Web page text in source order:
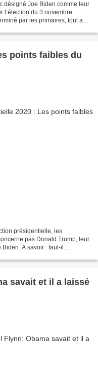
désigné Joe Biden comme leur
l’élection du 3 novembre
par les primaires, tout au
points faibles du
présidentielle, les
pas Donald Trump, leur
A savoir : faut-il
savait et il a laissé